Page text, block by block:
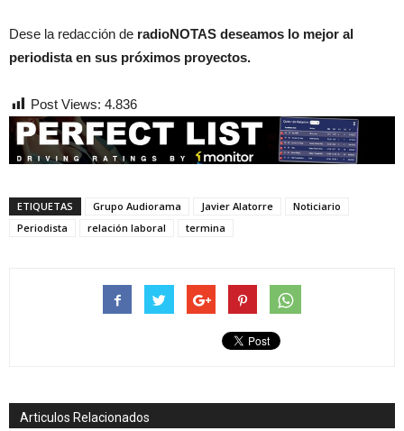
Dese la redacción de radioNOTAS deseamos lo mejor al
periodista en sus próximos proyectos.
Post Views: 4.836
ETIQUETAS Grupo Audiorama Javier Alatorre
Noticiario
Periodista
relación laboral termina
Articulos Relacionados